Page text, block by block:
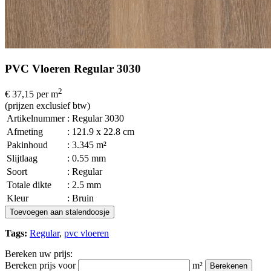
PVC Vloeren Regular 3030
€ 37,15 per m2
(prijzen exclusief btw)
Artikelnummer : Regular 3030
Afmeting
: 121.9 x 22.8 cm
Pakinhoud
: 3.345 m²
Slijtlaag
: 0.55 mm
Soort
: Regular
Totale dikte
: 2.5 mm
Kleur
: Bruin
Toevoegen aan stalendoosje
Tags: Regular, pvc vloeren
Bereken uw prijs:
Bereken prijs voor
m² Berekenen